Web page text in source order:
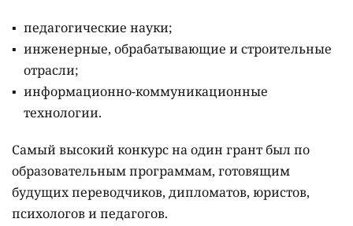
педагогические науки;
инженерные, обрабатывающие и строительные
отрасли;
информационно-коммуникационные
технологии.
Самый высокий конкурс на один грант был по
образовательным программам, готовящим
будущих переводчиков, дипломатов, юристов,
психологов и педагогов.